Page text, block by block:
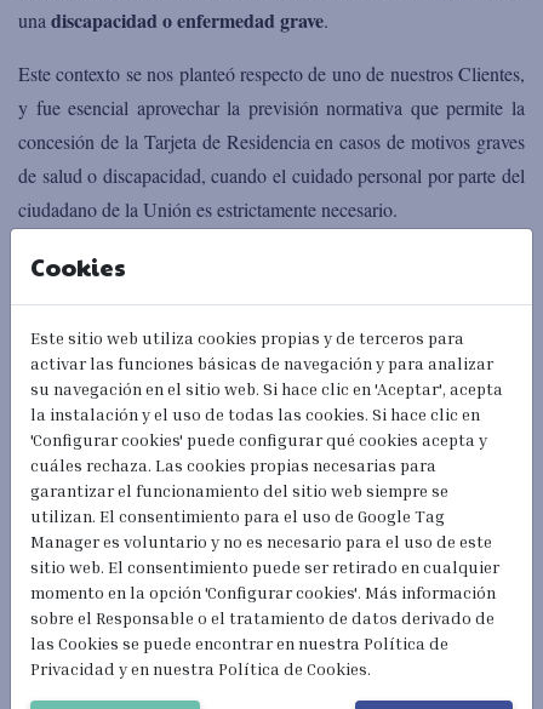
una discapacidad o enfermedad grave.
Este contexto se nos planteó respecto de uno de nuestros Clientes,
y fue esencial aprovechar la previsión normativa que permite la
concesión de la Tarjeta de Residencia en casos de motivos graves
de salud o discapacidad, cuando el cuidado personal por parte del
ciudadano de la Unión es estrictamente necesario.
Estas solicitudes conllevan una documentación muy extensa, a
condiciones médicas de salud.
La obtención de estos permisos es crucial para personas
extranjeras con discapacidad que residen con familiares en nuestro
país, ya que, simplemente por su situación, se ven obligados a
enfrentarse a mayores obstáculos como el acceso a la sanidad, la
valoración del grado de discapacidad, las ayudas asistenciales o
las solicitudes de medidas de apoyo, entre otros.
Aunque este tipo de casos no sea algo común, reiteramos nuestro
compromiso de abordar desafíos excepcionales con pasión y
profesionalismo, demostrando que cualquier meta es alcanzable.
Cookies
Este sitio web utiliza cookies propias y de terceros para
activar las funciones básicas de navegación y para analizar
su navegación en el sitio web. Si hace clic en 'Aceptar', acepta
la instalación y el uso de todas las cookies. Si hace clic en
'Configurar cookies' puede configurar qué cookies acepta y
cuáles rechaza. Las cookies propias necesarias para
garantizar el funcionamiento del sitio web siempre se
utilizan. El consentimiento para el uso de Google Tag
Manager es voluntario y no es necesario para el uso de este
sitio web. El consentimiento puede ser retirado en cualquier
momento en la opción 'Configurar cookies'. Más información
sobre el Responsable o el tratamiento de datos derivado de
las Cookies se puede encontrar en nuestra Política de
Privacidad y en nuestra Política de Cookies.